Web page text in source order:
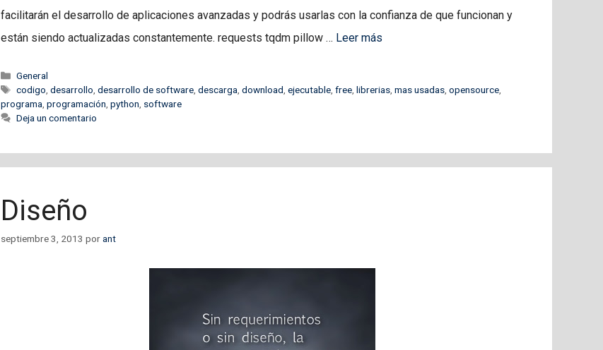
facilitarán el desarrollo de aplicaciones avanzadas y podrás usarlas con la confianza de que funcionan y
están siendo actualizadas constantemente. requests tqdm pillow … Leer más
Categorías
General
Etiquetas
codigo desarrollo desarrollo de software, descarga download ejecutable, free, librerias, mas usadas, opensource,
programa programación python software
Deja un comentario
Diseño
septiembre 3, 2013 porant